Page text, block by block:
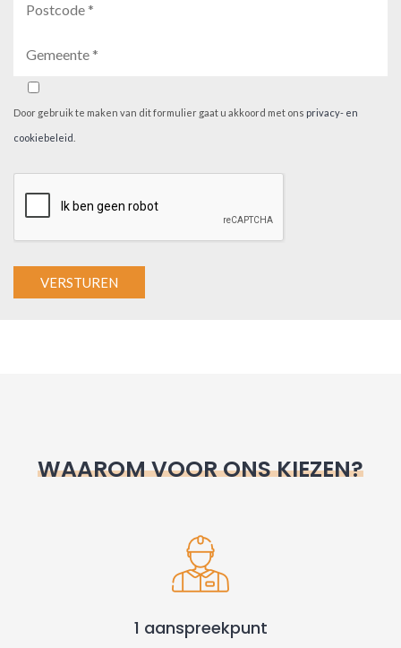
Door gebruik te maken van dit formulier gaat u akkoord met ons privacy- en
cookiebeleid
WAAROM VOOR ONS KIEZEN?
1 aanspreekpunt